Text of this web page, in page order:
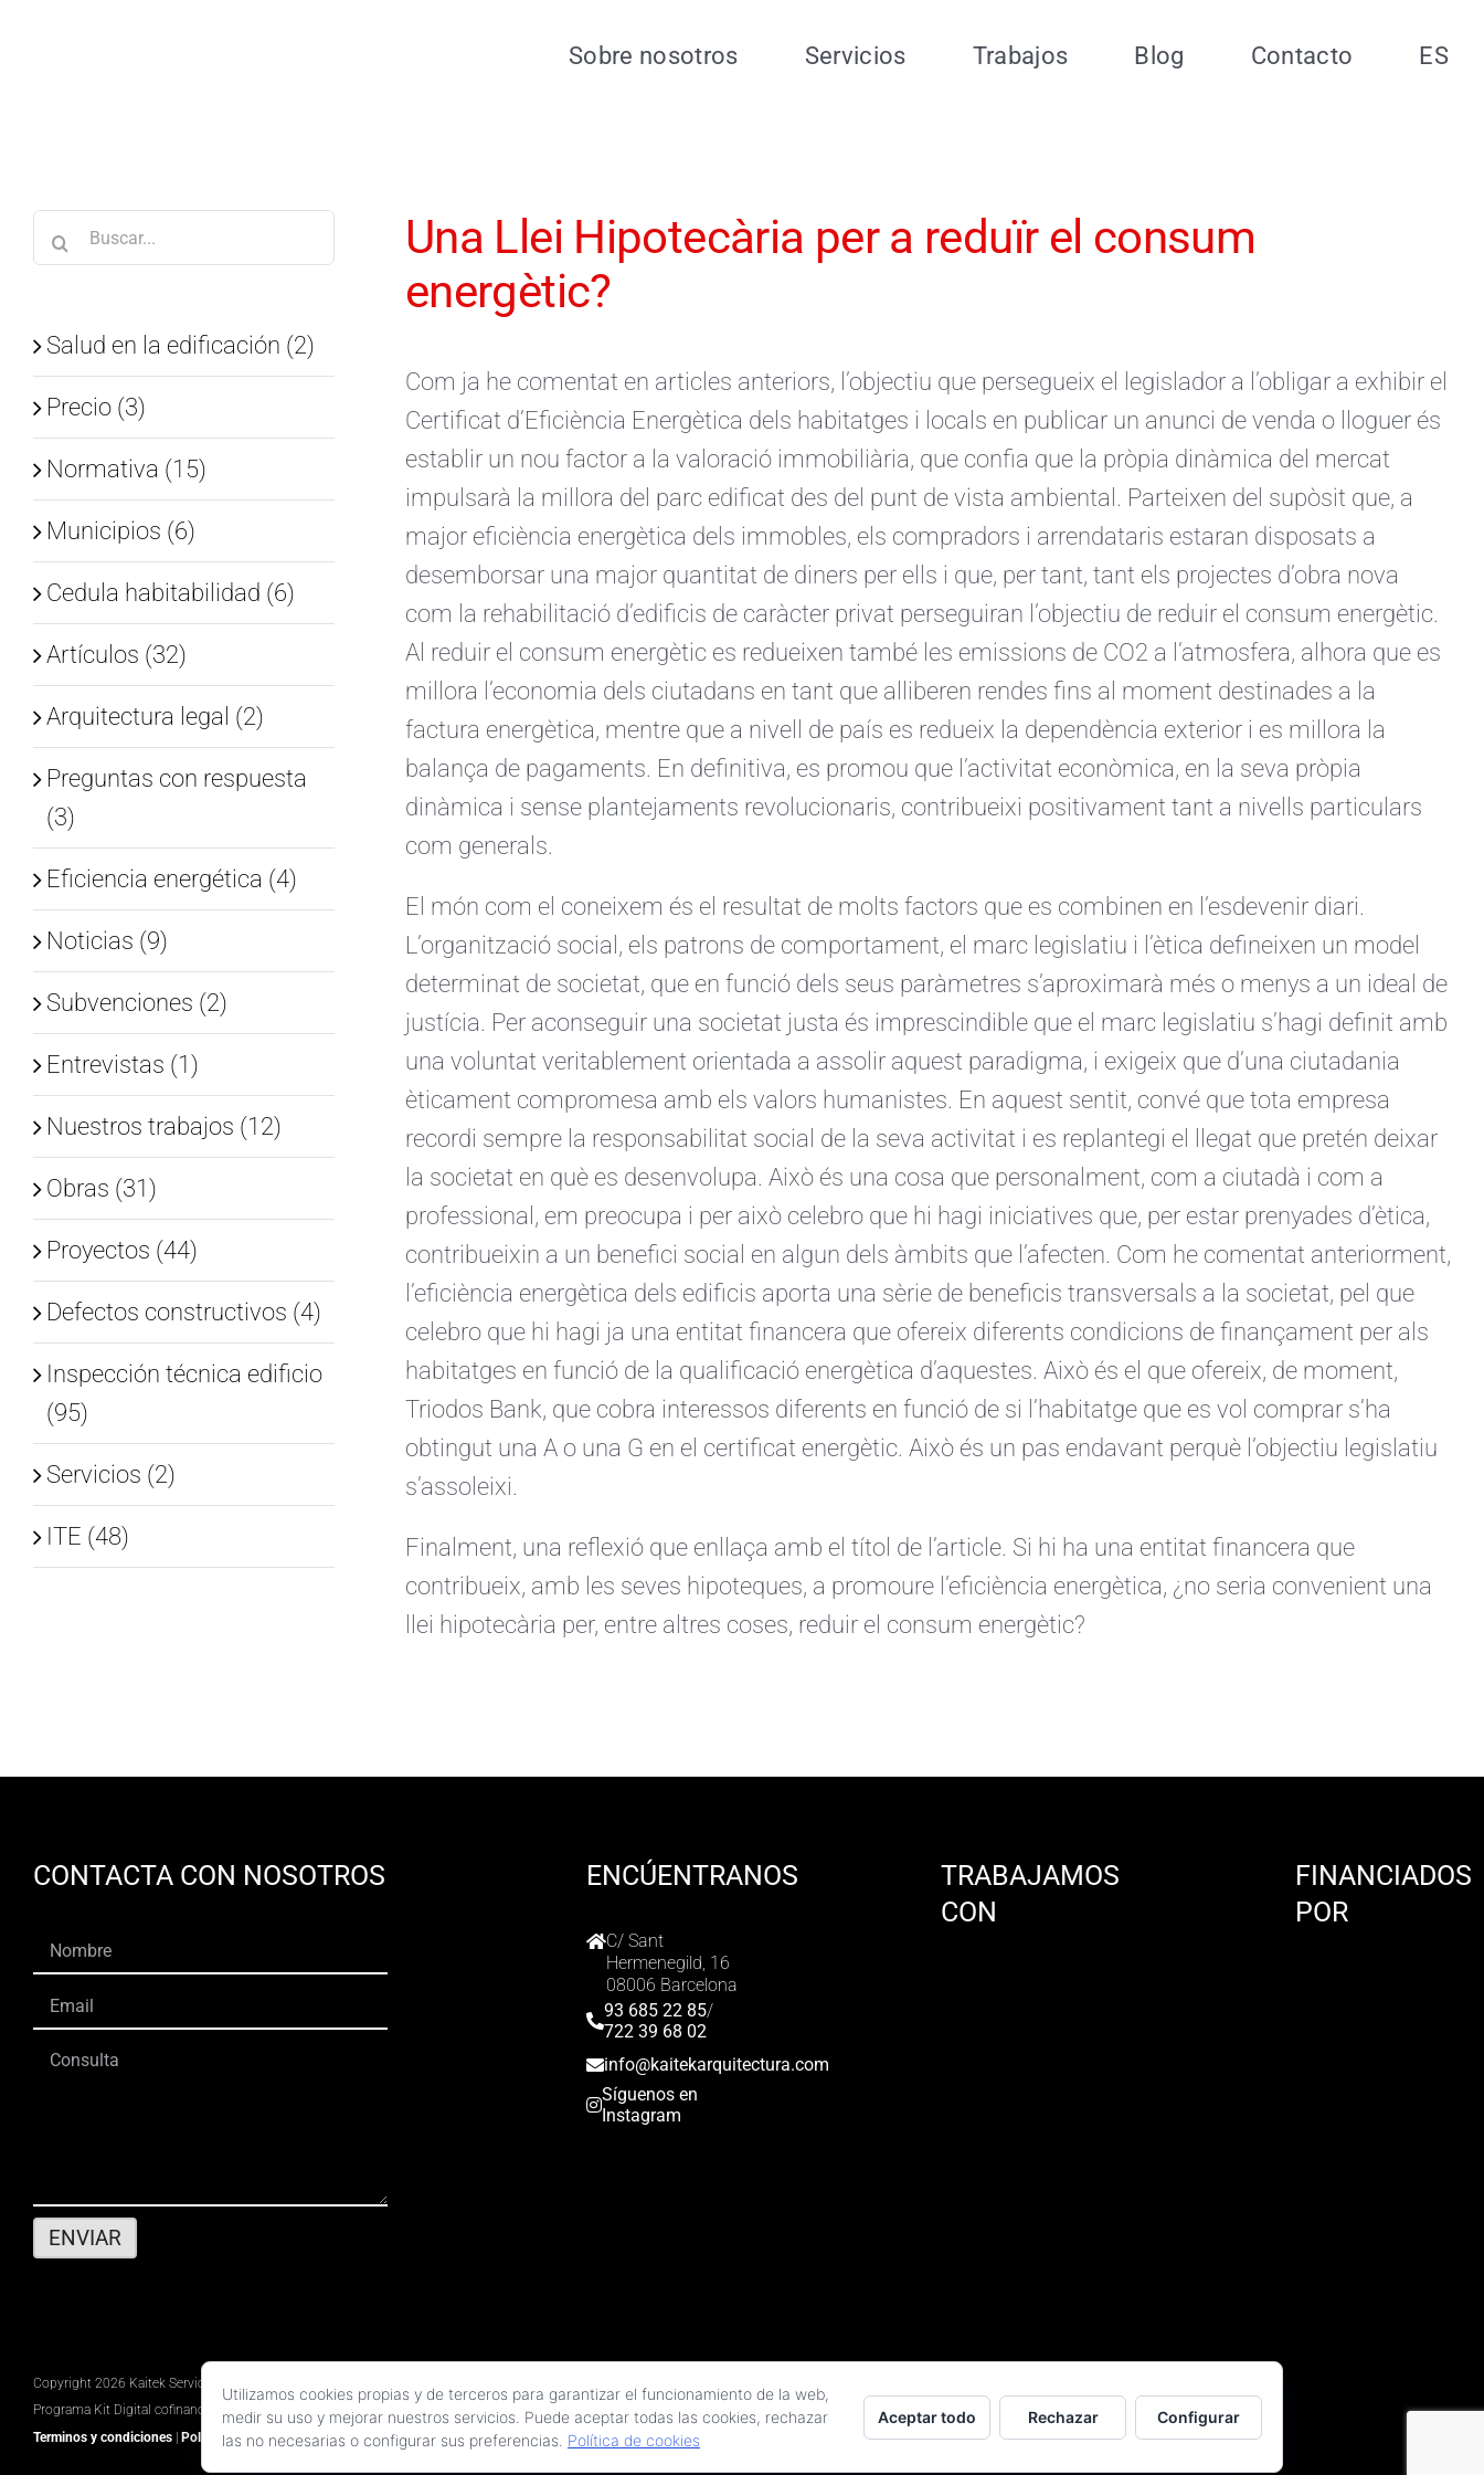
Sobre nosotros Servicios Trabajos Blog Contacto ES
Buscar:
Salud en la edificación (2)
Precio (3)
Normativa (15)
Municipios (6)
Cedula habitabilidad (6)
Artículos (32)
Arquitectura legal (2)
Preguntas con respuesta
(3)
Eficiencia energética (4)
Noticias (9)
Subvenciones (2)
Entrevistas (1)
Nuestros trabajos (12)
Obras (31)
Proyectos (44)
Defectos constructivos (4)
Inspección técnica edificio
(95)
Servicios (2)
ITE (48)
Una Llei Hipotecària per a reduïr el consum
energètic?
Com ja he comentat en articles anteriors, l’objectiu que persegueix el legislador a l’obligar a exhibir el
Certificat d’Eficiència Energètica dels habitatges i locals en publicar un anunci de venda o lloguer és
establir un nou factor a la valoració immobiliària, que confia que la pròpia dinàmica del mercat
impulsarà la millora del parc edificat des del punt de vista ambiental. Parteixen del supòsit que, a
major eficiència energètica dels immobles, els compradors i arrendataris estaran disposats a
desemborsar una major quantitat de diners per ells i que, per tant, tant els projectes d’obra nova
com la rehabilitació d’edificis de caràcter privat perseguiran l’objectiu de reduir el consum energètic.
Al reduir el consum energètic es redueixen també les emissions de CO2 a l’atmosfera, alhora que es
millora l’economia dels ciutadans en tant que alliberen rendes fins al moment destinades a la
factura energètica, mentre que a nivell de país es redueix la dependència exterior i es millora la
balança de pagaments. En definitiva, es promou que l’activitat econòmica, en la seva pròpia
dinàmica i sense plantejaments revolucionaris, contribueixi positivament tant a nivells particulars
com generals.
El món com el coneixem és el resultat de molts factors que es combinen en l’esdevenir diari.
L’organització social, els patrons de comportament, el marc legislatiu i l’ètica defineixen un model
determinat de societat, que en funció dels seus paràmetres s’aproximarà més o menys a un ideal de
justícia. Per aconseguir una societat justa és imprescindible que el marc legislatiu s’hagi definit amb
una voluntat veritablement orientada a assolir aquest paradigma, i exigeix que d’una ciutadania
èticament compromesa amb els valors humanistes. En aquest sentit, convé que tota empresa
recordi sempre la responsabilitat social de la seva activitat i es replantegi el llegat que pretén deixar
la societat en què es desenvolupa. Això és una cosa que personalment, com a ciutadà i com a
professional, em preocupa i per això celebro que hi hagi iniciatives que, per estar prenyades d’ètica,
contribueixin a un benefici social en algun dels àmbits que l’afecten. Com he comentat anteriorment,
l’eficiència energètica dels edificis aporta una sèrie de beneficis transversals a la societat, pel que
celebro que hi hagi ja una entitat financera que ofereix diferents condicions de finançament per als
habitatges en funció de la qualificació energètica d’aquestes. Això és el que ofereix, de moment,
Triodos Bank, que cobra interessos diferents en funció de si l’habitatge que es vol comprar s’ha
obtingut una A o una G en el certificat energètic. Això és un pas endavant perquè l’objectiu legislatiu
s’assoleixi.
Finalment, una reflexió que enllaça amb el títol de l’article. Si hi ha una entitat financera que
contribueix, amb les seves hipoteques, a promoure l’eficiència energètica, ¿no seria convenient una
llei hipotecària per, entre altres coses, reduir el consum energètic?
CONTACTA CON NOSOTROS ENCÚENTRANOS
C/ Sant
Hermenegild, 16
08006 Barcelona
93 685 22 85/
722 39 68 02
info@kaitekarquitectura.com
Síguenos en
Instagram
TRABAJAMOS
CON
FINANCIADOS
POR
Copyright 2026 Kaitek Servicios Tecnicos para la Construcción S.L.P. | Todos los derechos reservados
Programa Kit Digital cofinanciado por los fondos Next Generation (EU) del Plan de Recuperación, Transformación y Resiliencia.
Terminos y condiciones| Política de privacidad|Declaración de accesibilidad|Arquitectos en Barcelona
Utilizamos cookies propias y de terceros para garantizar el funcionamiento de la web,
medir su uso y mejorar nuestros servicios. Puede aceptar todas las cookies, rechazar
las no necesarias o configurar sus preferencias. Política de cookies
Aceptar todo Rechazar Configurar